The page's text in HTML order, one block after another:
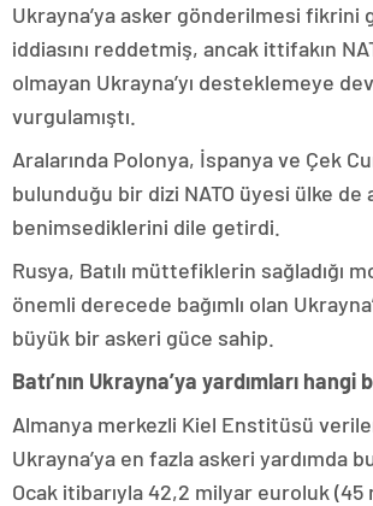
Ukrayna’ya asker gönderilmesi fikrini
iddiasını reddetmiş, ancak ittifakın
olmayan Ukrayna’yı desteklemeye
vurgulamıştı.
Aralarında Polonya, İspanya ve Çek
bulunduğu bir dizi NATO üyesi ülke de
benimsediklerini dile getirdi.
Rusya, Batılı müttefiklerin sağladığı
önemli derecede bağımlı olan
büyük bir askeri güce sahip.
Batı’nın Ukrayna’ya yardımları hangi
Almanya merkezli Kiel Enstitüsü
Ukrayna’ya en fazla askeri yardımda
Ocak itibarıyla 42,2 milyar euroluk (45